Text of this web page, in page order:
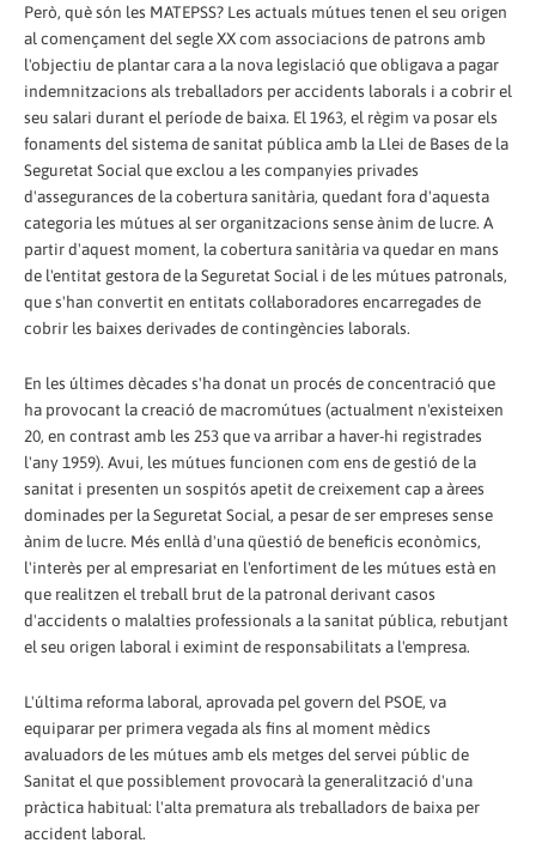
Però, què són les MATEPSS? Les actuals mútues tenen el seu origen
al començament del segle XX com associacions de patrons amb
l'objectiu de plantar cara a la nova legislació que obligava a pagar
indemnitzacions als treballadors per accidents laborals i a cobrir el
seu salari durant el període de baixa. El 1963, el règim va posar els
fonaments del sistema de sanitat pública amb la Llei de Bases de la
Seguretat Social que exclou a les companyies privades
d'assegurances de la cobertura sanitària, quedant fora d'aquesta
categoria les mútues al ser organitzacions sense ànim de lucre. A
partir d'aquest moment, la cobertura sanitària va quedar en mans
de l'entitat gestora de la Seguretat Social i de les mútues patronals,
que s'han convertit en entitats col·laboradores encarregades de
cobrir les baixes derivades de contingències laborals.
En les últimes dècades s'ha donat un procés de concentració que
ha provocant la creació de macromútues (actualment n'existeixen
20, en contrast amb les 253 que va arribar a haver-hi registrades
l'any 1959). Avui, les mútues funcionen com ens de gestió de la
sanitat i presenten un sospitós apetit de creixement cap a àrees
dominades per la Seguretat Social, a pesar de ser empreses sense
ànim de lucre. Més enllà d'una qüestió de beneficis econòmics,
l'interès per al empresariat en l'enfortiment de les mútues està en
que realitzen el treball brut de la patronal derivant casos
d'accidents o malalties professionals a la sanitat pública, rebutjant
el seu origen laboral i eximint de responsabilitats a l'empresa.
L'última reforma laboral, aprovada pel govern del PSOE, va
equiparar per primera vegada als fins al moment mèdics
avaluadors de les mútues amb els metges del servei públic de
Sanitat el que possiblement provocarà la generalització d'una
pràctica habitual: l'alta prematura als treballadors de baixa per
accident laboral.